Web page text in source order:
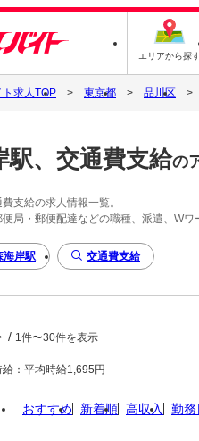
エリアから探
求人TOP 東京都 品川区
駅、交通費支給の
支給の求人情報一覧。
局・郵便配達などの職種、派遣、W
海岸駅 交通費支給
/ 1件〜30件を表示
：平均時給1,695円
おすすめ 新着順 高収入 勤務